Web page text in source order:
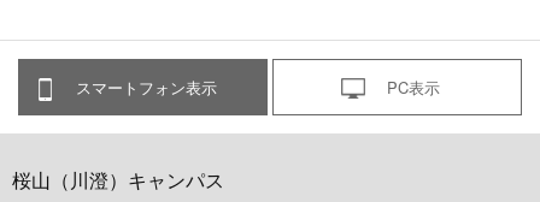
スマートフォン表示 PC表示
桜山（川澄）キャンパス